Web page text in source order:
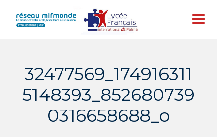
content
32477569_174916311
5148393_852680739
0316658688_o